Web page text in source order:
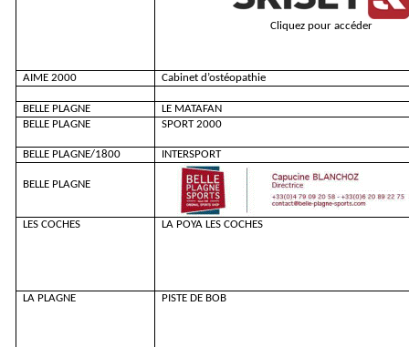
Cliquez pour accéder
AIME 2000 Cabinet d’ostéopathie
BELLE PLAGNE
LE MATAFAN
BELLE PLAGNE
SPORT 2000
BELLE PLAGNE/1800 INTERSPORT
BELLE PLAGNE
LES COCHES LA POYA LES COCHES
LA PLAGNE PISTE DE BOB